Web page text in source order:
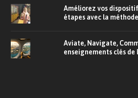
Améliorez vos
étapes avec la
Aviate, Navigate,
enseignements clés de